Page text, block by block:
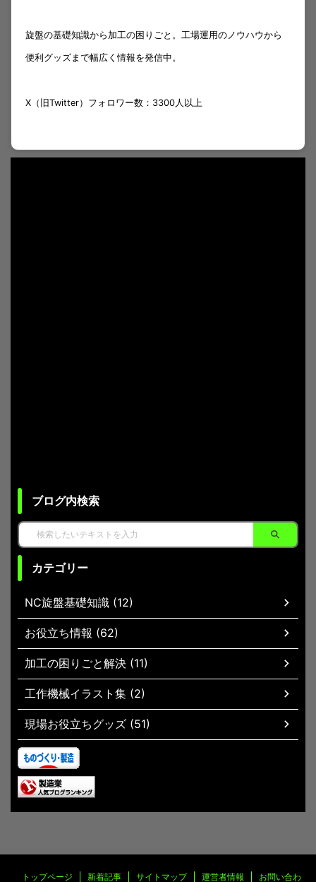
旋盤の基礎知識から加工の困りごと。工場運用のノウハウから
便利グッズまで幅広く情報を発信中。
X（旧Twitter）フォロワー数：3300人以上
ブログ内検索
カテゴリー
NC旋盤基礎知識 (12)
お役立ち情報 (62)
加工の困りごと解決 (11)
工作機械イラスト集 (2)
現場お役立ちグッズ (51)
トップページ 新着記事 サイトマップ 運営者情報 お問い合わ